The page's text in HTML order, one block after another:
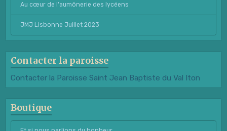
Au cœur de l'aumônerie des lycéens
JMJ Lisbonne Juillet 2023
Contacter la paroisse
Contacter la Paroisse Saint Jean Baptiste du Val Iton
Boutique